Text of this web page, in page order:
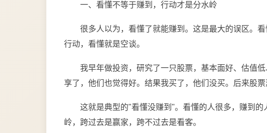
一、看懂不等于赚到，行动才是分水岭
很多人以为，看懂了就能赚到。这是最大的误区。
行动，看懂就是空谈。
我早年做投资，研究了一只股票，基本面好、估值
享了，他们也觉得好。结果我买了，他们没买。后来股
这就是典型的"看懂没赚到"。看懂的人很多，赚到
岭，跨过去是赢家，跨不过去是看客。